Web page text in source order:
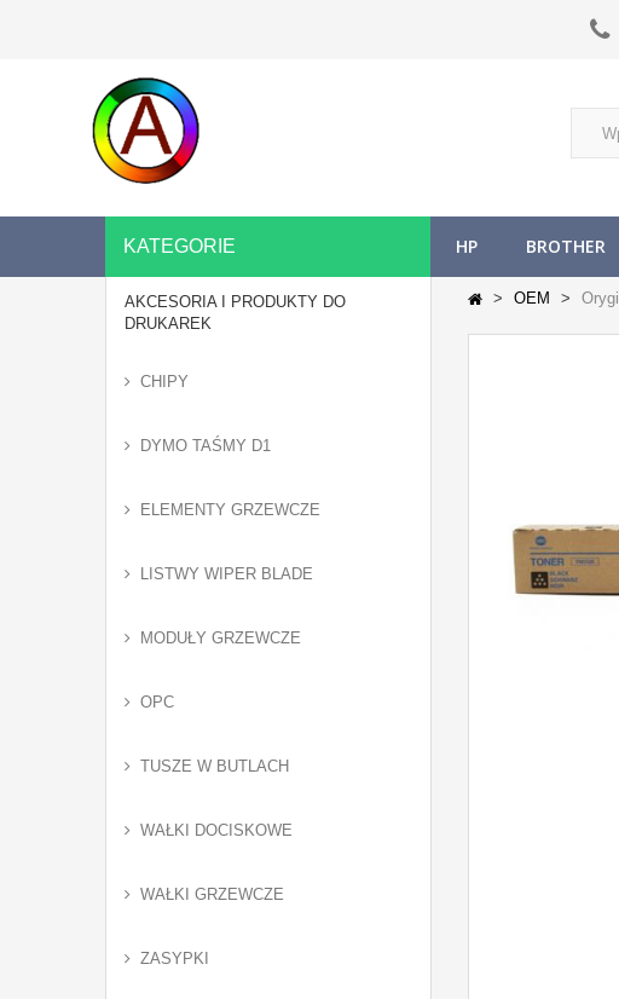
KATEGORIE HP BROTHER
AKCESORIA I PRODUKTY DO
DRUKAREK
CHIPY
DYMO TAŚMY D1
ELEMENTY GRZEWCZE
LISTWY WIPER BLADE
MODUŁY GRZEWCZE
OPC
TUSZE W BUTLACH
WAŁKI DOCISKOWE
WAŁKI GRZEWCZE
ZASYPKI
OEM